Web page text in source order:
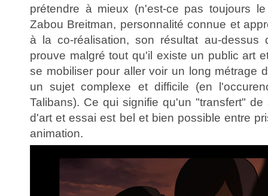
prétendre à mieux (n'est-ce pas toujours
Zabou Breitman, personnalité connue et
à la co-réalisation, son résultat au-dessus
prouve malgré tout qu'il existe un public art
se mobiliser pour aller voir un long métrage
un sujet complexe et difficile (en
Talibans). Ce qui signifie qu'un "transfert"
d'art et essai est bel et bien possible entre
animation.